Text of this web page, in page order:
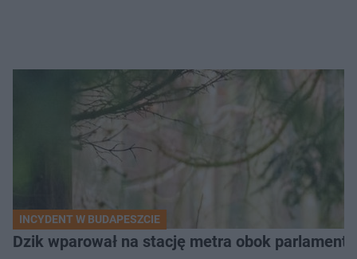
INCYDENT W BUDAPESZCIE
Dzik wparował na stację metra obok